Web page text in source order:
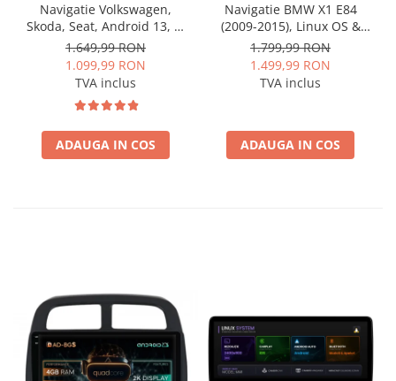
Navigatie Volkswagen,
Skoda, Seat, Android 13, S-
Quadcore / 4GB RAM +
64GB ROM, 9 Inch - AD-
BGSW94L
1.649,99 RON
1.099,99 RON
TVA inclus
ADAUGA IN COS
Navigatie BMW X1 E84
(2009-2015), Linux OS &
OEM, Varianta iDrive,
CarPlay & Android Auto
Wireless, MirrorLink,
Camera AHD, 12.3 Inch -
BGRKITBM004
1.799,99 RON
1.499,99 RON
TVA inclus
ADAUGA IN COS